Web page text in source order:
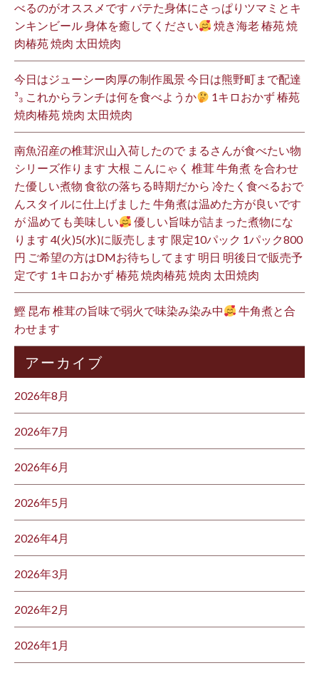
べるのがオススメです バテた身体にさっぱりツマミとキ
ンキンビール 身体を癒してください
焼き海老 椿苑 焼
肉椿苑 焼肉 太田焼肉
今日はジューシー肉厚の制作風景 今日は熊野町まで配達
³₃ これからランチは何を食べようか
1キロおかず 椿苑
焼肉椿苑 焼肉 太田焼肉
南魚沼産の椎茸沢山入荷したので まるさんが食べたい物
シリーズ作ります 大根 こんにゃく 椎茸 牛角煮 を合わせ
た優しい煮物 食欲の落ちる時期だから 冷たく食べるおで
んスタイルに仕上げました 牛角煮は温めた方が良いです
が 温めても美味しい
優しい旨味が詰まった煮物にな
ります 4(火)5(水)に販売します 限定10パック 1パック800
円 ご希望の方はDMお待ちしてます 明日 明後日で販売予
定です 1キロおかず 椿苑 焼肉椿苑 焼肉 太田焼肉
鰹 昆布 椎茸の旨味で弱火で味染み染み中
牛角煮と合
わせます
アーカイブ
2026年8月
2026年7月
2026年6月
2026年5月
2026年4月
2026年3月
2026年2月
2026年1月